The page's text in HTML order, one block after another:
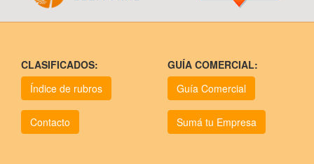
CLASIFICADOS:
Índice de rubros
Contacto
GUÍA COMERCIAL:
Guía Comercial
Sumá tu Empresa